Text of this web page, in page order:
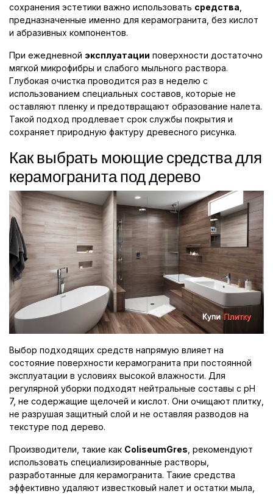
сохранения эстетики важно использовать средства
предназначенные именно для керамогранита, без кислот
и абразивных компонентов.
При ежедневной эксплуатации поверхности достаточно
мягкой микрофибры и слабого мыльного раствора.
Глубокая очистка проводится раз в неделю с
использованием специальных составов, которые не
оставляют пленку и предотвращают образование налета.
Такой подход продлевает срок службы покрытия и
сохраняет природную фактуру древесного рисунка.
Как выбрать моющие средства для
керамогранита под дерево
Выбор подходящих средств напрямую влияет на
состояние поверхности керамогранита при постоянной
эксплуатации в условиях высокой влажности. Для
регулярной уборки подходят нейтральные составы с pH
7, не содержащие щелочей и кислот. Они очищают плитку,
не разрушая защитный слой и не оставляя разводов на
текстуре под дерево.
Производители, такие как ColiseumGres , рекомендуют
использовать специализированные растворы,
разработанные для керамогранита. Такие средства
эффективно удаляют известковый налет и остатки мыла,